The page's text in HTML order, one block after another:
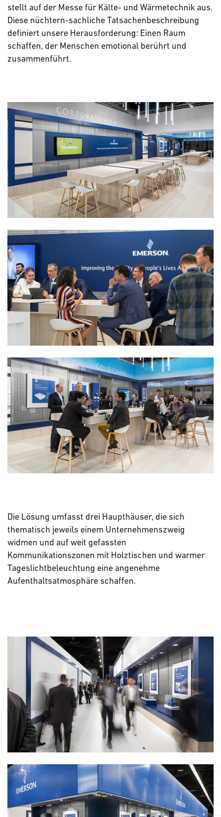
stellt auf der Messe für Kälte- und Wärmetechnik aus.
Diese nüchtern-sachliche Tatsachenbeschreibung
definiert unsere Herausforderung: Einen Raum
schaffen, der Menschen emotional berührt und
zusammenführt.
Die Lösung umfasst drei Haupthäuser, die sich
thematisch jeweils einem Unternehmenszweig
widmen und auf weit gefassten
Kommunikationszonen mit Holztischen und warmer
Tageslichtbeleuchtung eine angenehme
Aufenthaltsatmosphäre schaffen.